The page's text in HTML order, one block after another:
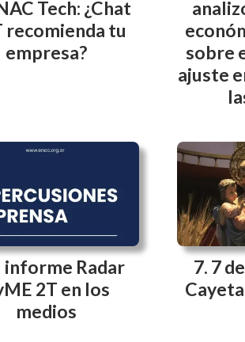
Tech: ¿Chat
recomienda tu
empresa?
sobre
ajuste
informe Radar
2T en los
medios
7